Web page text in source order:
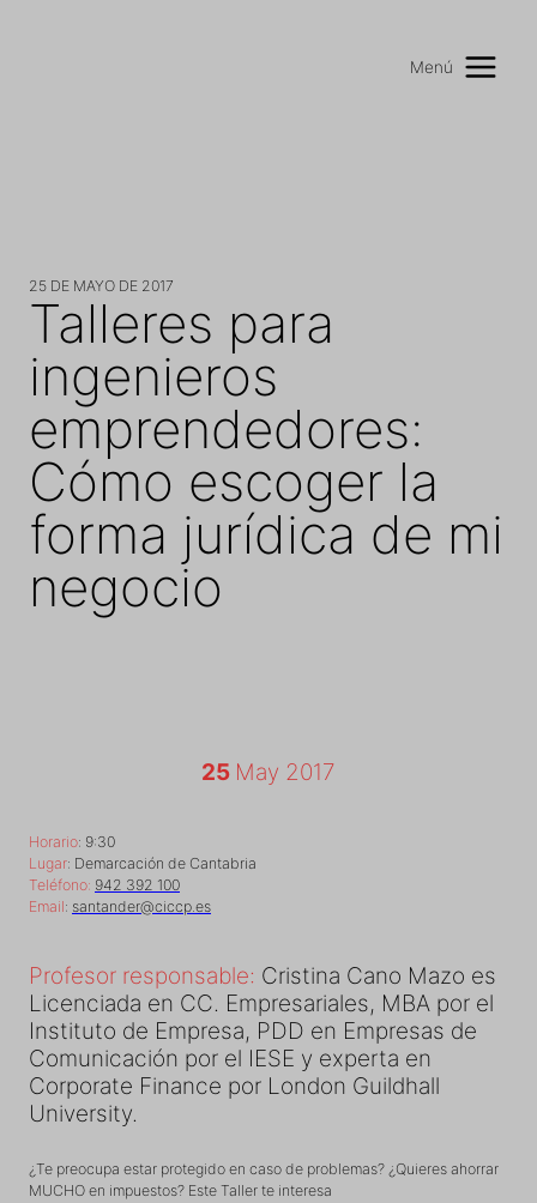
Menú
25 DE MAYO DE 2017
Talleres para
ingenieros
emprendedores:
Cómo escoger la
forma jurídica de mi
negocio
25 May 2017
Horario: 9:30
Lugar: Demarcación de Cantabria
Teléfono: 942 392 100
Email: santander@ciccp.es
Profesor responsable: Cristina Cano Mazo es
Licenciada en CC. Empresariales, MBA por el
Instituto de Empresa, PDD en Empresas de
Comunicación por el IESE y experta en
Corporate Finance por London Guildhall
University.
¿Te preocupa estar protegido en caso de problemas? ¿Quieres ahorrar
MUCHO en impuestos? Este Taller te interesa